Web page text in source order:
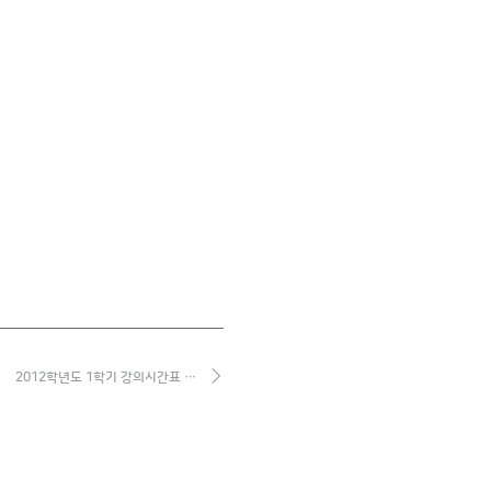
2012학년도 1학기 강의시간표 …